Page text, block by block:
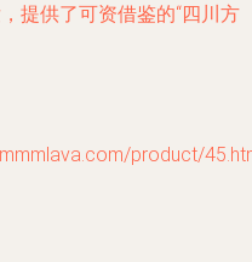
提供了可资借鉴的“四川方
product/